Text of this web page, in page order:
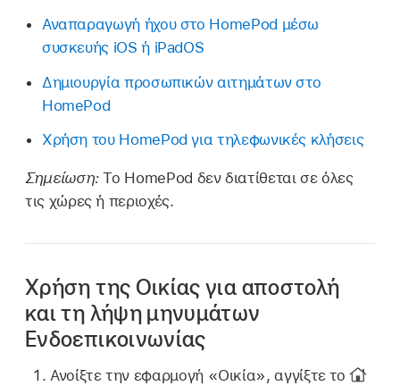
Αναπαραγωγή ήχου στο HomePod μέσω
συσκευής iOS ή iPadOS
Δημιουργία προσωπικών αιτημάτων στο
HomePod
Χρήση του HomePod για τηλεφωνικές κλήσεις
Σημείωση:Το HomePod δεν διατίθεται σε όλες
τις χώρες ή περιοχές.
Χρήση της Οικίας για αποστολή
και τη λήψη μηνυμάτων
Ενδοεπικοινωνίας
Ανοίξτε την εφαρμογή «Οικία», αγγίξτε το